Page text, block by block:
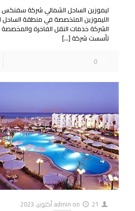
ليموزين الساحل الشمالي شركة
الليموزين المتخصصة في منطقة
الشركة خدمات النقل الفاخرة
تأسست شركة[…]
0
admin on 21 أكتوبر، 2023